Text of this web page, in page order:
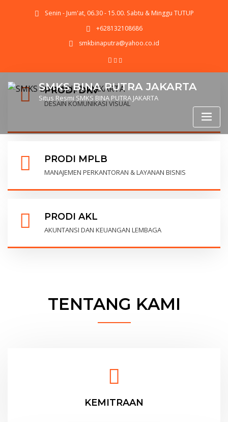
Senin - Jum'at, 06.30 - 15.00. Sabtu & Minggu TUTUP
+628132108686
smkbinaputra@yahoo.co.id
SMKS BINA PUTRA JAKARTA
Situs Resmi SMKS BINA PUTRA JAKARTA
PRODI DKV
DESAIN KOMUNIKASI VISUAL
PRODI MPLB
MANAJEMEN PERKANTORAN & LAYANAN BISNIS
PRODI AKL
AKUNTANSI DAN KEUANGAN LEMBAGA
TENTANG KAMI
KEMITRAAN